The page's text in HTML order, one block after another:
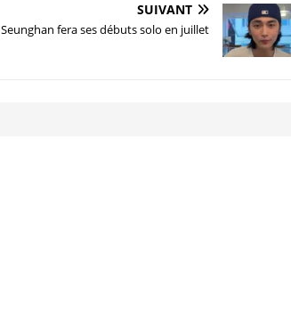
SUIVANT
Seunghan fera ses débuts solo en juillet